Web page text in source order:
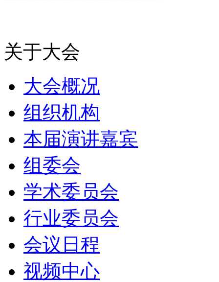
关于大会
大会概况
组织机构
本届演讲嘉宾
组委会
学术委员会
行业委员会
会议日程
视频中心